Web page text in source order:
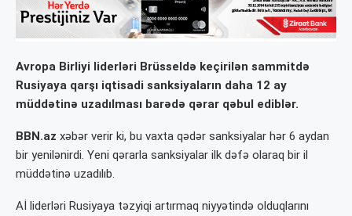
Avropa Birliyi liderləri Brüsseldə keçirilən sammitdə
Rusiyaya qarşı iqtisadi sanksiyaların daha 12 ay
müddətinə uzadılması barədə qərar qəbul ediblər.
BBN.az xəbər verir ki, bu vaxta qədər sanksiyalar hər 6 aydan
bir yenilənirdi. Yeni qərarla sanksiyalar ilk dəfə olaraq bir il
müddətinə uzadılıb.
Aİ liderləri Rusiyaya təzyiqi artırmaq niyyətində olduqlarını